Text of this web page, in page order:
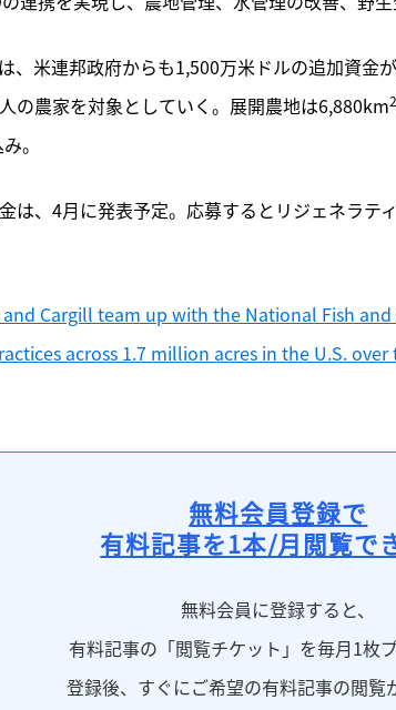
、米連邦政府からも1,500万米ドルの追加資金
の農家を対象としていく。展開農地は6,880km2
。
は、4月に発表予定。応募するとリジェネラテ
and Cargill team up with the National Fish
across 1.7 million acres in the U.S.
無料会員登録で
有料記事を1本/月閲覧で
無料会員に登録すると、
有料記事の「閲覧チケット」を毎月1枚
登録後、すぐにご希望の有料記事の閲覧